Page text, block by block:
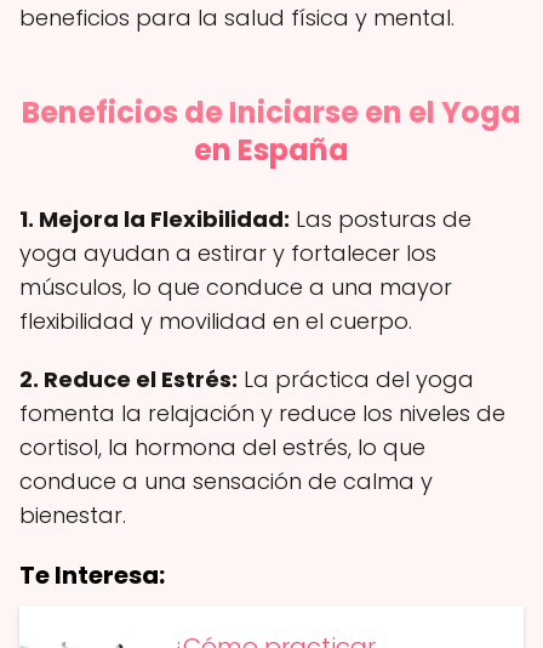
beneficios para la salud física y mental.
Beneficios de Iniciarse en el Yoga
en España
1. Mejora la Flexibilidad: Las posturas de
yoga ayudan a estirar y fortalecer los
músculos, lo que conduce a una mayor
flexibilidad y movilidad en el cuerpo.
2. Reduce el Estrés: La práctica del yoga
fomenta la relajación y reduce los niveles de
cortisol, la hormona del estrés, lo que
conduce a una sensación de calma y
bienestar.
Te Interesa: